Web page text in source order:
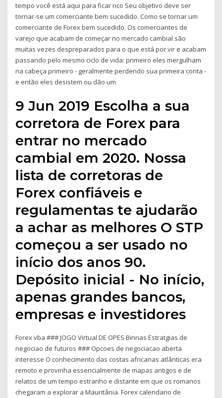
tempo você está aqui para ficar rico Seu objetivo deve ser
tornar-se um comerciante bem sucedido. Como se tornar um
comerciante de Forex bem sucedido. Os comerciantes de
varejo que acabam de começar no mercado cambial são
muitas vezes despreparados para o que está por vir e acabam
passando pelo mesmo ciclo de vida: primeiro eles mergulham
na cabeça primeiro - geralmente perdendo sua primeira conta -
e então eles desistem ou dão um
9 Jun 2019 Escolha a sua
corretora de Forex para
entrar no mercado
cambial em 2020. Nossa
lista de corretoras de
Forex confiáveis e
regulamentas te ajudarão
a achar as melhores O STP
começou a ser usado no
início dos anos 90.
Depósito inicial - No início,
apenas grandes bancos,
empresas e investidores
Forex vba ### JOGO Virtual DE OPES Binrias Estratgias de
negociao de futuros ### Opcoes de negociacao aberta
interesse O conhecimento das costas africanas atlânticas era
remoto e provinha essencialmente de mapas antigos e de
relatos de um tempo estranho e distante em que os romanos
chegaram a explorar a Mauritânia. Forex calendario de